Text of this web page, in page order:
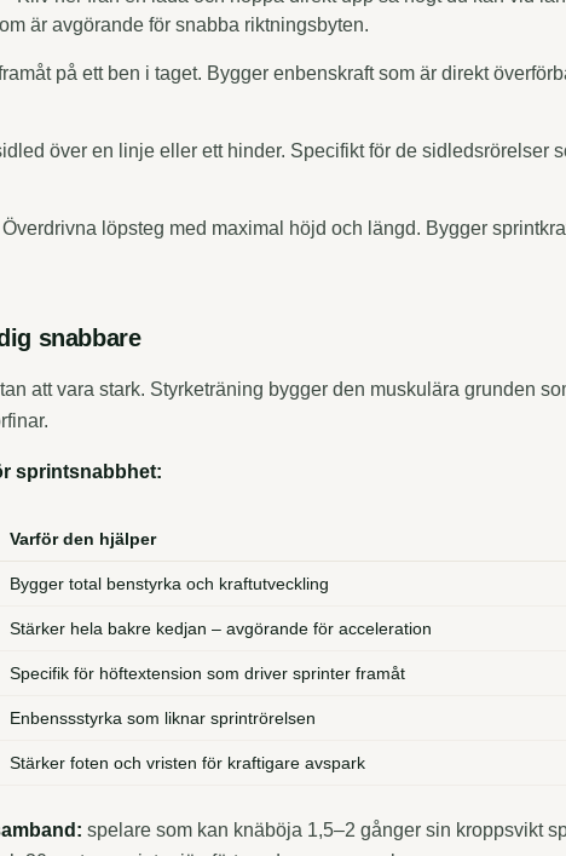
är avgörande för snabba riktningsbyten.
på ett ben i taget. Bygger enbenskraft som är direkt
över en linje eller ett hinder. Specifikt för de sidledsrörelser
löpsteg med maximal höjd och längd. Bygger
snabbare
att vara stark. Styrketräning bygger den muskulära grunden
sprintsnabbhet:
Varför den hjälper
Bygger total benstyrka och kraftutveckling
Stärker hela bakre kedjan – avgörande för acceleration
Specifik för höftextension som driver sprinter framåt
Enbenssstyrka som liknar sprintrörelsen
Stärker foten och vristen för kraftigare avspark
spelare som kan knäböja 1,5–2 gånger sin kroppsvikt